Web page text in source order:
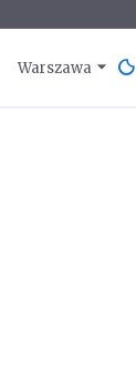
Warszawa